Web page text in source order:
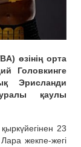
өзінің орта
Головкинге
Эрисланди
қаулы
23
жекпе-жегі